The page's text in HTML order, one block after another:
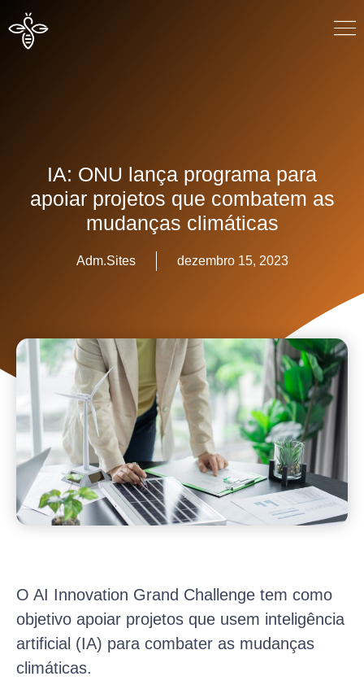
IA: ONU lança programa para
apoiar projetos que combatem as
mudanças climáticas
Adm.Sites dezembro 15, 2023
O AI Innovation Grand Challenge tem como
objetivo apoiar projetos que usem inteligência
artificial (IA) para combater as mudanças
climáticas.